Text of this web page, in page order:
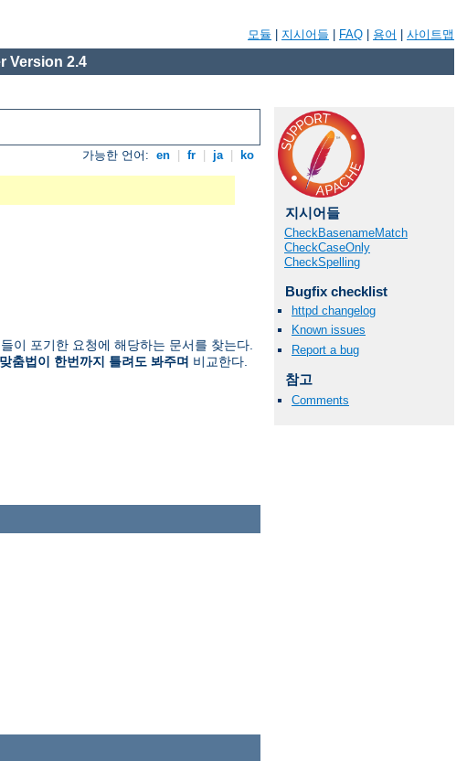
모듈 지시어들 FAQ 용어 사이트맵
Version 2.4
가능한 언어: en fr ja ko
이 포기한 요청에 해당하는 문서를 찾는다.
맞춤법이 한번까지 틀려도 봐주며 비교한다.
지시어들
CheckBasenameMatch
CheckCaseOnly
CheckSpelling
Bugfix checklist
httpd changelog
Known issues
Report a bug
참고
Comments